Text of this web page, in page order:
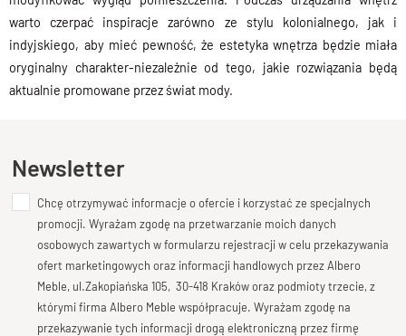
warto czerpać inspiracje zarówno ze stylu kolonialnego, jak i
indyjskiego, aby mieć pewność, że estetyka wnętrza będzie miała
oryginalny charakter-niezależnie od tego, jakie rozwiązania będą
aktualnie promowane przez świat mody.
Newsletter
Chcę otrzymywać informacje o ofercie i korzystać ze specjalnych
promocji. Wyrażam zgodę na przetwarzanie moich danych
osobowych zawartych w formularzu rejestracji w celu przekazywania
ofert marketingowych oraz informacji handlowych przez Albero
Meble, ul.Zakopiańska 105, 30-418 Kraków oraz podmioty trzecie, z
którymi firma Albero Meble współpracuje. Wyrażam zgodę na
przekazywanie tych informacji drogą elektroniczną przez firmę